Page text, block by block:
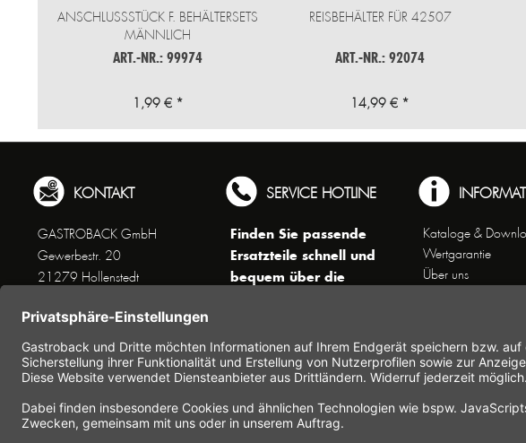
ANSCHLUSSSTÜCK F. BEHÄLTERSETS
MÄNNLICH
ART.-NR.: 99974
1,99 € *
REISBEHÄLTER FÜR 42507
ART.-NR.: 92074
14,99 € *
KONTAKT
GASTROBACK GmbH
Gewerbestr. 20
21279 Hollenstedt
SERVICE HOTLINE
Finden Sie passende
Ersatzteile schnell und
bequem über die
erreichen Sie telefonisch
Dienstags bis Donnerstags von
10 bis 16 Uhr (außer an
Feiertagen) unter Telefon +49
(0) 41 65 / 22 25 - 0
Kataloge &
Wertgarantie
Über uns
Affiliate-
Themenwelten